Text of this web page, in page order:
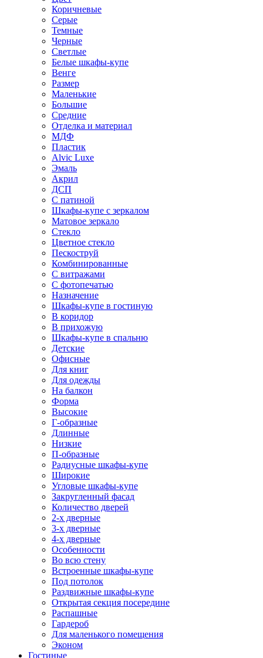
Коричневые
Серые
Темные
Черные
Светлые
Белые шкафы-купе
Венге
Размер
Маленькие
Большие
Средние
Отделка и материал
МДФ
Пластик
Alvic Luxe
Эмаль
Акрил
ДСП
С патиной
Шкафы-купе с зеркалом
Матовое зеркало
Стекло
Цветное стекло
Пескоструй
Комбинированные
С витражами
С фотопечатью
Назначение
Шкафы-купе в гостиную
В коридор
В прихожую
Шкафы-купе в спальню
Детские
Офисные
Для книг
Для одежды
На балкон
Форма
Высокие
Г-образные
Длинные
Низкие
П-образные
Радиусные шкафы-купе
Широкие
Угловые шкафы-купе
Закругленный фасад
Количество дверей
2-х дверные
3-х дверные
4-х дверные
Особенности
Во всю стену
Встроенные шкафы-купе
Под потолок
Раздвижные шкафы-купе
Открытая секция посередине
Распашные
Гардероб
Для маленького помещения
Эконом
Гостиные